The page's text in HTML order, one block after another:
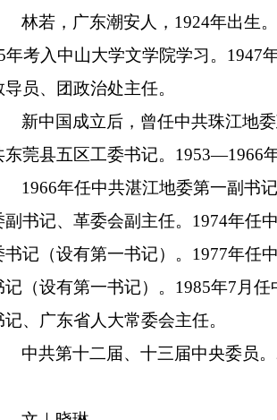
林若，广东潮安人， 1924年出生
年考入中山大学文学院学习。1947
导员、团政治处主任。
新中国成立后，曾任中共珠江地
东莞县五区工委书记。 1953—1966
1966年任中共湛江地委第一副书
副书记、革委会副主任。1974年任
书记（设有第一书记）。1977年任
记（设有第一书记）。1985年7月
记、广东省人大常委会主任。
中共第十二届、十三届中央委员。